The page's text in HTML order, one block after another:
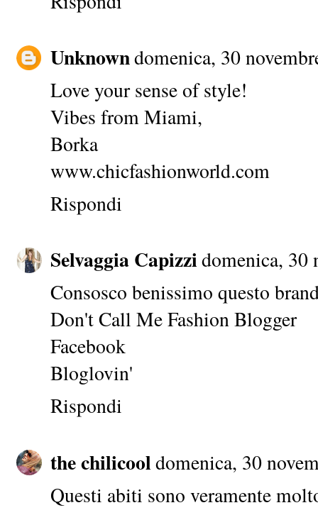
Unknowndomenica, 30
Love your sense of style!
Vibes from Miami,
Borka
www.chicfashionworld.com
Rispondi
Selvaggia Capizzidomenica, 30
Consosco benissimo questo
Don't Call Me Fashion Blogger
Facebook
Bloglovin'
Rispondi
the chilicooldomenica, 30
Questi abiti sono veramente